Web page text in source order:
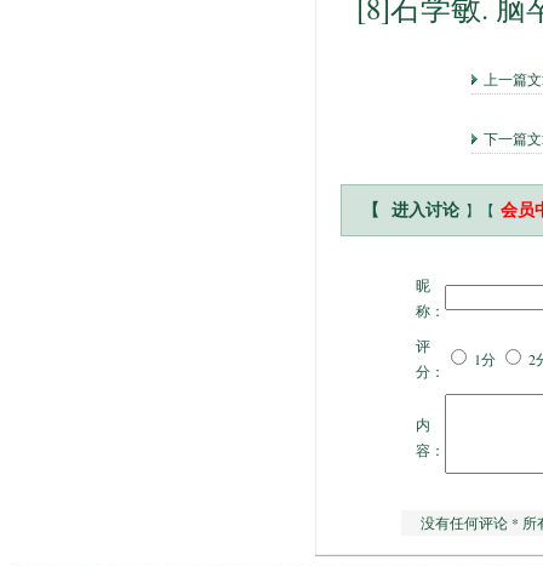
上一篇
下一篇
【 进入讨论 】【 会员
昵
称：
评
分：
1分 2
内
容：
没有任何评论 * 所